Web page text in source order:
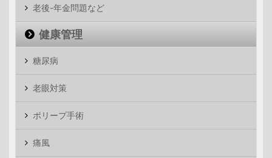
老後-年金問題など
健康管理
糖尿病
老眼対策
ポリープ手術
痛風